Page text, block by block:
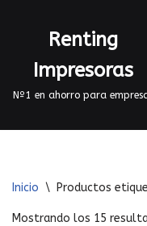
contenido
Renting
Impresoras
Nº1 en ahorro para
Inicio \ Productos
Mostrando los 15